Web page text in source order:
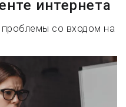
интернета
со входом на